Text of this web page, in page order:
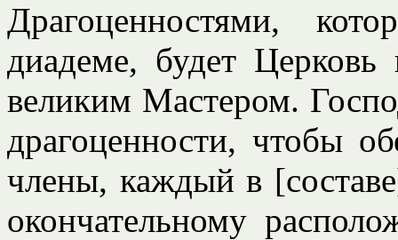
Драгоценностями,
диадеме, будет
великим Мастером.
драгоценности, чтобы
члены, каждый в
окончательному